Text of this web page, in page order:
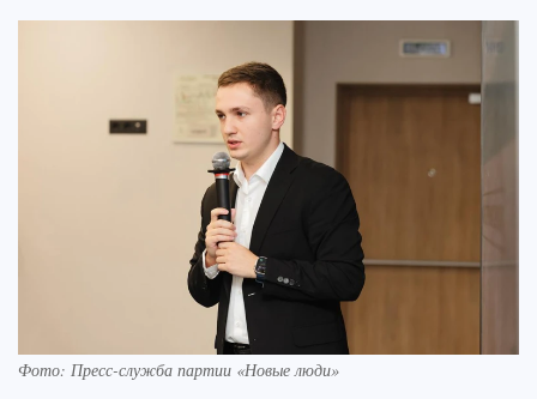
Фото: Пресс-служба партии «Новые люди»